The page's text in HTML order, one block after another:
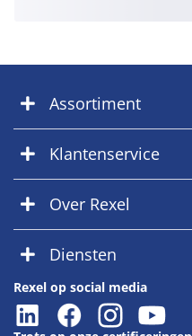
Assortiment
Klantenservice
Over Rexel
Diensten
Rexel op social media